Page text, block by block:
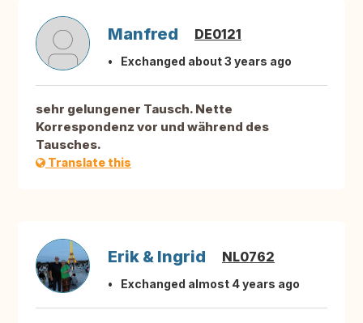
Manfred DE0121
Exchanged about 3 years ago
sehr gelungener Tausch. Nette
Korrespondenz vor und während des
Tausches.
Translate this
Erik & Ingrid NL0762
Exchanged almost 4 years ago